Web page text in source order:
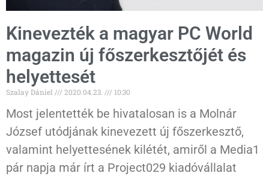
Kinevezték a magyar PC World
magazin új főszerkesztőjét és
helyettesét
Szalay Dániel 2020.04.23. 10:30
Most jelentették be hivatalosan is a Molnár
József utódjának kinevezett új főszerkesztő,
valamint helyettesének kilétét, amiről a Media1
pár napja már írt a Project029 kiadóvállalat